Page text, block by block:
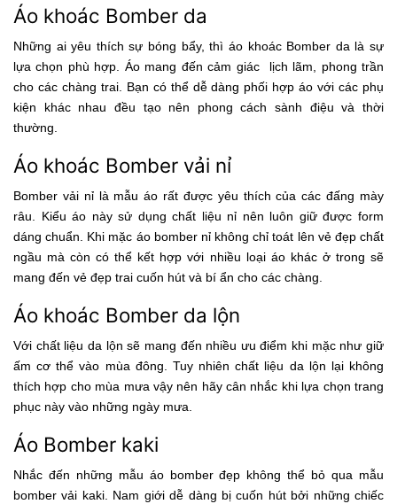
Áo khoác Bomber da
Những ai yêu thích sự bóng bẩy, thì áo khoác Bomber da là sự
lựa chọn phù hợp. Áo mang đến cảm giác lịch lãm, phong trần
cho các chàng trai. Bạn có thể dễ dàng phối hợp áo với các phụ
kiện khác nhau đều tạo nên phong cách sành điệu và thời
thường.
Áo khoác Bomber vải nỉ
Bomber vải nỉ là mẫu áo rất được yêu thích của các đấng mày
râu. Kiểu áo này sử dụng chất liệu nỉ nên luôn giữ được form
dáng chuẩn. Khi mặc áo bomber nỉ không chỉ toát lên vẻ đẹp chất
ngầu mà còn có thể kết hợp với nhiều loại áo khác ở trong sẽ
mang đến vẻ đẹp trai cuốn hút và bí ẩn cho các chàng.
Áo khoác Bomber da lộn
Với chất liệu da lộn sẽ mang đến nhiều ưu điểm khi mặc như giữ
ấm cơ thể vào mùa đông. Tuy nhiên chất liệu da lộn lại không
thích hợp cho mùa mưa vậy nên hãy cân nhắc khi lựa chọn trang
phục này vào những ngày mưa.
Áo Bomber kaki
Nhắc đến những mẫu áo bomber đẹp không thể bỏ qua mẫu
bomber vải kaki. Nam giới dễ dàng bị cuốn hút bởi những chiếc